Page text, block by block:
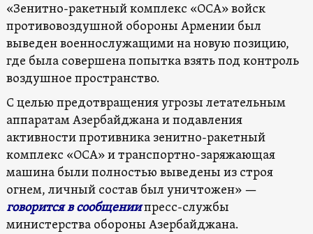
«Зенитно-ракетный комплекс «ОСА» войск
противовоздушной обороны Армении был
выведен военнослужащими на новую позицию,
где была совершена попытка взять под контроль
воздушное пространство.
С целью предотвращения угрозы летательным
аппаратам Азербайджана и подавления
активности противника зенитно-ракетный
комплекс «ОСА» и транспортно-заряжающая
машина были полностью выведены из строя
огнем, личный состав был уничтожен» —
говорится в сообщениипресс-службы
министерства обороны Азербайджана.